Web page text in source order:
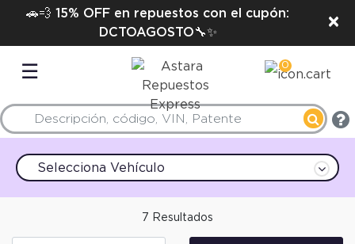
🚗💨 15% OFF en repuestos con el cupón:
DCTOAGOSTO🔧✨
×
☰ 0
Selecciona Vehículo
7 Resultados